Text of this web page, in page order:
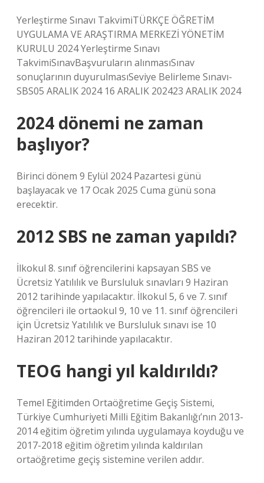
Yerleştirme Sınavı TakvimiTÜRKÇE ÖĞRETİM
UYGULAMA VE ARAŞTIRMA MERKEZİ YÖNETİM
KURULU 2024 Yerleştirme Sınavı
TakvimiSınavBaşvuruların alınmasıSınav
sonuçlarının duyurulmasıSeviye Belirleme Sınavı-
SBS05 ARALIK 2024 16 ARALIK 202423 ARALIK 2024
2024 dönemi ne zaman
başlıyor?
Birinci dönem 9 Eylül 2024 Pazartesi günü
başlayacak ve 17 Ocak 2025 Cuma günü sona
erecektir.
2012 SBS ne zaman yapıldı?
İlkokul 8. sınıf öğrencilerini kapsayan SBS ve
Ücretsiz Yatılılık ve Bursluluk sınavları 9 Haziran
2012 tarihinde yapılacaktır. İlkokul 5, 6 ve 7. sınıf
öğrencileri ile ortaokul 9, 10 ve 11. sınıf öğrencileri
için Ücretsiz Yatılılık ve Bursluluk sınavı ise 10
Haziran 2012 tarihinde yapılacaktır.
TEOG hangi yıl kaldırıldı?
Temel Eğitimden Ortaöğretime Geçiş Sistemi,
Türkiye Cumhuriyeti Milli Eğitim Bakanlığı’nın 2013-
2014 eğitim öğretim yılında uygulamaya koyduğu ve
2017-2018 eğitim öğretim yılında kaldırılan
ortaöğretime geçiş sistemine verilen addır.